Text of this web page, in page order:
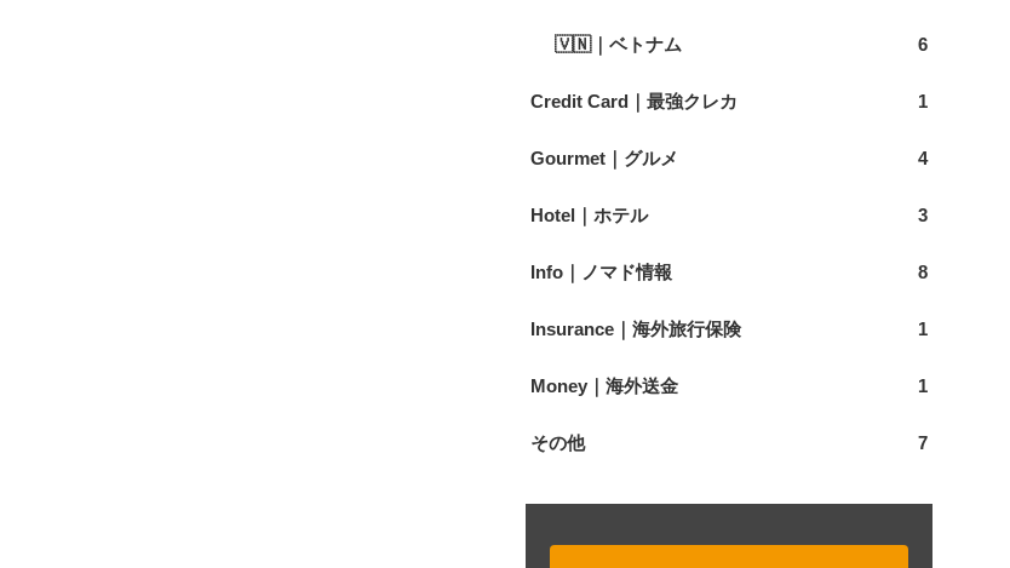
🇻🇳｜ベトナム 6
Credit Card｜最強クレカ 1
Gourmet｜グルメ 4
Hotel｜ホテル 3
Info｜ノマド情報 8
Insurance｜海外旅行保険 1
Money｜海外送金 1
その他 7